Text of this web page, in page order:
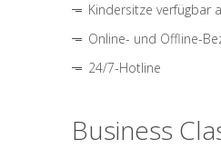
Kindersitze verfügbar
Online- und Offline-
24/7-Hotline
Business